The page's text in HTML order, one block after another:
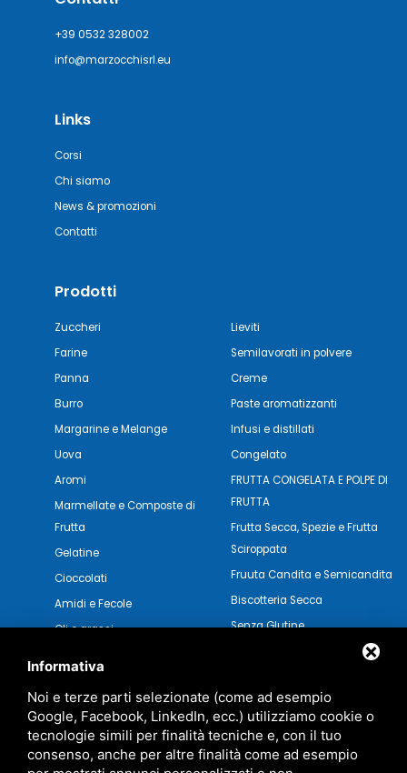
+39 0532 328002
info@marzocchisrl.eu
Links
Corsi
Chi siamo
News & promozioni
Contatti
Prodotti
Zuccheri
Farine
Panna
Burro
Margarine e Melange
Uova
Aromi
Marmellate e Composte di
Frutta
Gelatine
Cioccolati
Amidi e Fecole
Oli e grassi
Lieviti
Semilavorati in polvere
Creme
Paste aromatizzanti
Infusi e distillati
Congelato
FRUTTA CONGELATA E POLPE DI
FRUTTA
Frutta Secca, Spezie e Frutta
Sciroppata
Fruuta Candita e Semicandita
Biscotteria Secca
Senza Glutine
Informativa
Noi e terze parti selezionate (come ad esempio
Google, Facebook, LinkedIn, ecc.) utilizziamo cookie o
tecnologie simili per finalità tecniche e, con il tuo
consenso, anche per altre finalità come ad esempio